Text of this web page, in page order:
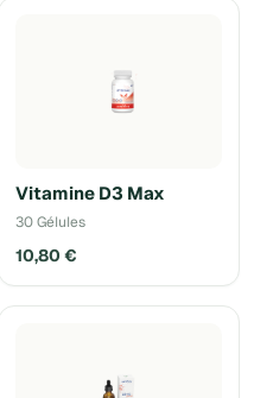
Vitamine D3 Max
30 Gélules
10,80 €